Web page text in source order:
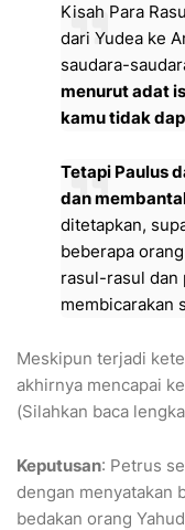
Kisah Para
dari Yudea ke
saudara-
menurut adat
kamu tidak
Tetapi Paulus
dan
ditetapkan,
beberapa
rasul-rasul dan
membicarakan
​Meskipun terjadi
akhirnya mencapai
(Silahkan baca
Keputusan: Petrus
dengan menyatakan
bedakan orang